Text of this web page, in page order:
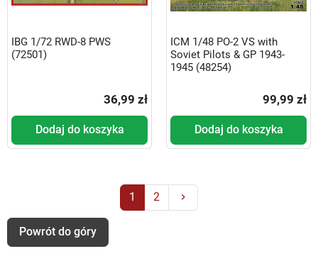
IBG 1/72 RWD-8 PWS
(72501)
36,99 zł
Dodaj do koszyka
ICM 1/48 PO-2 VS with
Soviet Pilots & GP 1943-
1945 (48254)
99,99 zł
Dodaj do koszyka
1 2 keyboard_arrow_right
Powrót do góry